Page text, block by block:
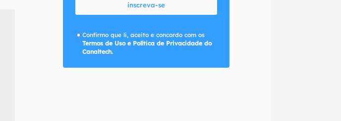
inscreva-se
Confirmo que li, aceito e concordo com os
Termos de Uso e Política de Privacidade do
Canaltech.